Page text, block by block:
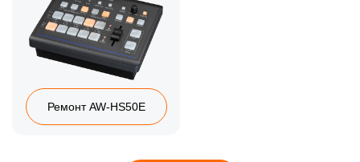
Ремонт AW-HS50E